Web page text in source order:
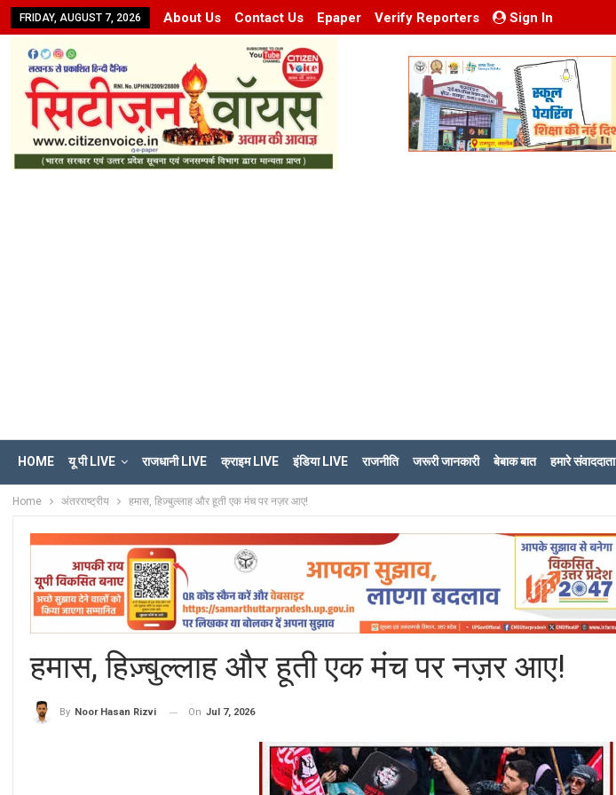
FRIDAY, AUGUST 7, 2026 About Us Contact Us Epaper Verify Reporters Sign In
HOME यू पी LIVE राजधानी LIVE क्राइम LIVE इंडिया LIVE राजनीति जरूरी जानकारी बेबाक बात हमारे संवाददाता
Home अंतरराष्ट्रीय हमास, हिज़्बुल्लाह और हूती एक मंच पर नज़र आए!
हमास, हिज़्बुल्लाह और हूती एक मंच पर नज़र आए!
By Noor Hasan Rizvi On Jul 7, 2026